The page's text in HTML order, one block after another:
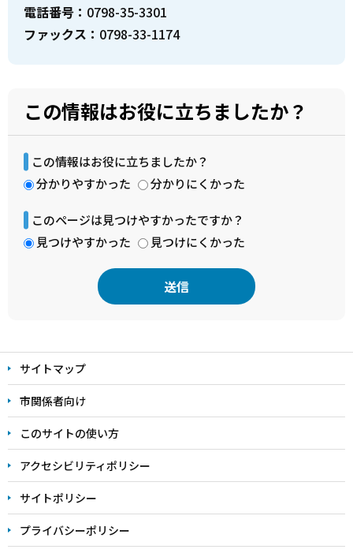
電話番号： 0798-35-3301
ファックス： 0798-33-1174
この情報はお役に立ちましたか？
この情報はお役に立ちましたか？
分かりやすかった
分かりにくかった
このページは見つけやすかったですか？
見つけやすかった
見つけにくかった
文
こ
こ
ま
で
サイトマップ
市関係者向け
このサイトの使い方
アクセシビリティポリシー
サイトポリシー
プライバシーポリシー